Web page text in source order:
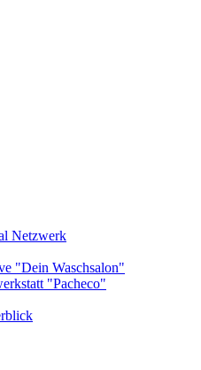
Netzwerk
"Dein Waschsalon"
"Pacheco"